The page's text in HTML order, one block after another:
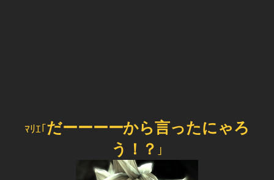
ﾏﾘｴ｢ だーーーーから言ったにゃろ
う！？ ｣